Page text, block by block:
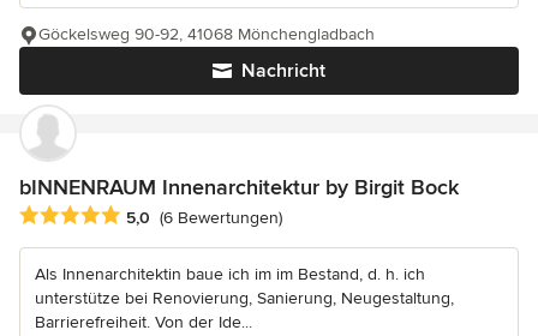
Nachricht
Göckelsweg 90-92, 41068 Mönchengladbach
bINNENRAUM Innenarchitektur by Birgit Bock
Durchschnittliche Bewertung: 5 von 5 Sternen
5,0 (6 Bewertungen)
Als Innenarchitektin baue ich im im Bestand, d. h. ich
unterstütze bei Renovierung, Sanierung, Neugestaltung,
Barrierefreiheit. Von der Ide...